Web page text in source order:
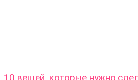
10 вещей, которые нужно